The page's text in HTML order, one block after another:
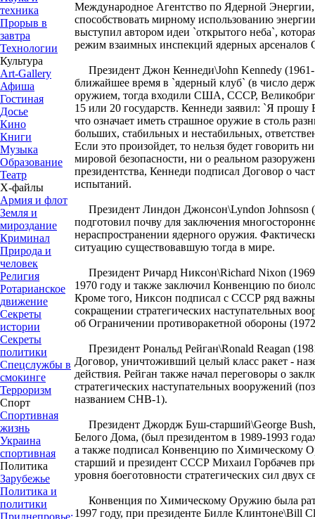
техника
Прорыв в
завтра
Технологии
Культура
Art-Gallery
Афиша
Гостиная
Досье
Кино
Книги
Музыка
Образование
Театр
Х-файлы
Армия и флот
Земля и
мироздание
Криминал
Природа и
человек
Религия
Ротарианское
движение
Секреты
истории
Секреты
политики
Спецслужбы в
смокинге
Терроризм
Спорт
Спортивная
жизнь
Украина
спортивная
Политика
Зарубежье
Политика и
политики
Приднепровье:
Международное Агентство по Ядерной
способствовать мирному использованию
выступил автором идеи `открытого неба`,
режим взаимных инспекций ядерных
Президент Джон Кеннеди\John Kennedy (1961-
ближайшее время в `ядерный клуб` (в число
оружием, тогда входили США, СССР,
15 или 20 государств. Кеннеди заявил: `Я прошу
что означает иметь страшное оружие в столь
больших, стабильных и нестабильных,
Если это произойдет, то нельзя будет говорить
мировой безопасности, ни о реальном
президентства, Кеннеди подписал Договор о
испытаний.
Президент Линдон Джонсон\Lyndon Johnsosn
подготовил почву для заключения
нераспространении ядерного оружия.
ситуацию существовавшую тогда в мире.
Президент Ричард Никсон\Richard Nixon
1970 году и также заключил Конвенцию по
Кроме того, Никсон подписал с СССР ряд
сокращении стратегических наступательных
об Ограничении противоракетной обороны
Президент Рональд Рейган\Ronald Reagan
Договор, уничтоживший целый класс ракет -
действия. Рейган также начал переговоры о
стратегических наступательных вооружений
названием СНВ-1).
Президент Джордж Буш-старший\George Bush,
Белого Дома, (был президентом в 1989-1993
а также подписал Конвенцию по
старший и президент СССР Михаил Горбачев
уровня боеготовности стратегических сил двух
Конвенция по Химическому Оружию была
1997 году, при президенте Билле Клинтоне\Bill